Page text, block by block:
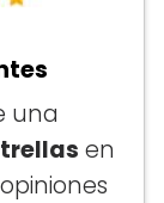
una
en